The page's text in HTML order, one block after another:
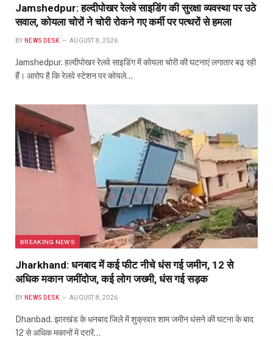
Jamshedpur: हल्दीपोखर रेलवे साइडिंग की सुरक्षा व्यवस्था पर उठे
सवाल, कोयला चोरों ने चोरी रोकने गए कर्मी पर पत्थरों से हमला
BY NEWS DESK AUGUST 8, 2026
Jamshedpur. हल्दीपोखर रेलवे साइडिंग में कोयला चोरी की घटनाएं लगातार बढ़ रही
हैं। आरोप है कि रेलवे स्टेशन पर कोयले…
BREAKING NEWS
Jharkhand: धनबाद में कई फीट नीचे धंस गई जमीन, 12 से
अधिक मकान जमींदोज, कई लोग जख्मी, धंस गई सड़क
BY NEWS DESK AUGUST 8, 2026
Dhanbad. झारखंड के धनबाद जिले में शुक्रवार शाम जमीन धंसने की घटना के बाद
12 से अधिक मकानों में दरारें…